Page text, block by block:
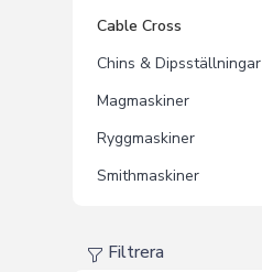
Cable Cross
Chins & Dipsställningar
Magmaskiner
Ryggmaskiner
Smithmaskiner
Filtrera